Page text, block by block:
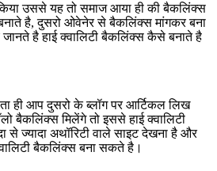
उससे यह तो समाज आया ही की बैकलिंक्स
है, दुसरो ओवेनेर से बैकलिंक्स मांगकर बना
है हाई क्वालिटी बैकलिंक्स कैसे बनाते है
ही आप दुसरो के ब्लॉग पर आर्टिकल लिख
बैकलिंक्स मिलेंगे तो इससे हाई क्वालिटी
ज्यादा अथॉरिटी वाले साइट देखना है और
बैकलिंक्स बना सकते है।